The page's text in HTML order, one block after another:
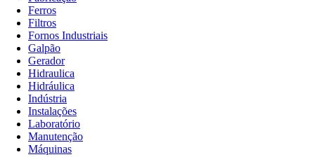
Ferros
Filtros
Fornos Industriais
Galpão
Gerador
Hidraulica
Hidráulica
Indústria
Instalações
Laboratório
Manutenção
Máquinas